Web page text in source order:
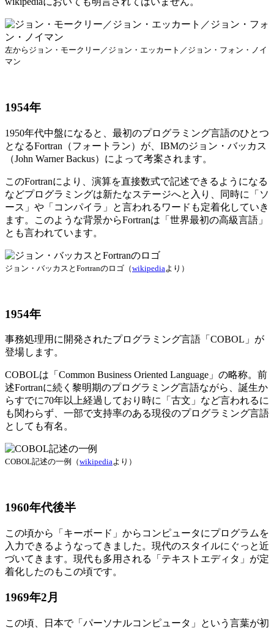
左からジョン・モークリー／ジョン・エッカート／ジョン・フォン・ノイ
マン
1954年
1950年代中盤になると、最初のプログラミング言語のひとつ
となるFortran（フォートラン）が、IBMのジョン・バッカス
（John Warner Backus）によって考案されます。
このFortranにより、演算を直接数式で記述できるようになる
などプログラミングは新たなステージへと入り、同時に「ソ
ース」や「コンパイラ」と言われるワードも定着化していき
ます。このような背景からFortranは「世界最初の高級言語」
とも言われています。
ジョン・バッカスとFortranのロゴ（wikipedia より）
1954年
事務処理用に開発されたプログラミング言語「COBOL」が
登場します。
COBOLは「Common Business Oriented Language」の略称。前
述Fortranに続く黎明期のプログラミング言語ながら、誕生か
らすでに70年以上経過しており時に「古文」など言われるに
も関わらず、一部で支持率のある現役のプログラミング言語
としても有名。
COBOL記述の一例（wikipediaより）
1960年代後半
この頃から「キーボード」からコンピュータにプログラムを
入力できるようなってきました。現代のスタイルにぐっと近
づいてきます。現代も多用される「テキストエディタ」が定
着化したのもこの頃です。
1969年2月
この頃、日本で「パーソナルコンピュータ」という言葉が初